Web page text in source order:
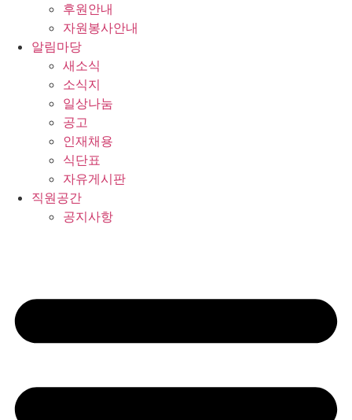
후원안내
자원봉사안내
알림마당
새소식
소식지
일상나눔
공고
인재채용
식단표
자유게시판
직원공간
공지사항